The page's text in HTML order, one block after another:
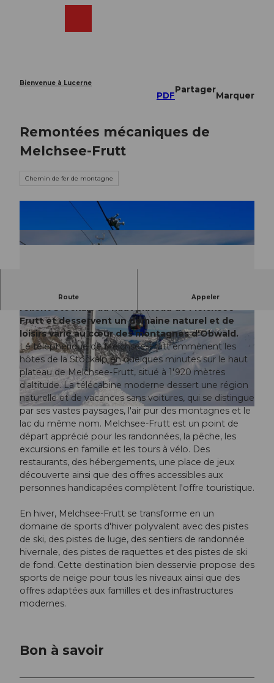
Bienvenue à Lucerne
PDF
Partager
Marquer
Remontées mécaniques de
Melchsee-Frutt
Chemin de fer de montagne
© Sportbahnen Melchsee-Frutt, Urs Stettler
© Urs Stettler, Kerns
Route Appeler
Les remontées mécaniques de Melchsee-Frutt
relient Stöckalp au haut plateau de Melchsee-
Frutt et desservent un domaine naturel et de
loisirs varié au cœur des montagnes d'Obwald.
Le téléphérique de Melchsee-Frutt emmènent les
hôtes de la Stöckalp en quelques minutes sur le haut
plateau de Melchsee-Frutt, situé à 1'920 mètres
d'altitude. La télécabine moderne dessert une région
naturelle et de vacances sans voitures, qui se distingue
par ses vastes paysages, l'air pur des montagnes et le
lac du même nom. Melchsee-Frutt est un point de
départ apprécié pour les randonnées, la pêche, les
excursions en famille et les tours à vélo. Des
restaurants, des hébergements, une place de jeux
découverte ainsi que des offres accessibles aux
personnes handicapées complètent l'offre touristique.
En hiver, Melchsee-Frutt se transforme en un
domaine de sports d'hiver polyvalent avec des pistes
de ski, des pistes de luge, des sentiers de randonnée
hivernale, des pistes de raquettes et des pistes de ski
de fond. Cette destination bien desservie propose des
sports de neige pour tous les niveaux ainsi que des
offres adaptées aux familles et des infrastructures
modernes.
Bon à savoir